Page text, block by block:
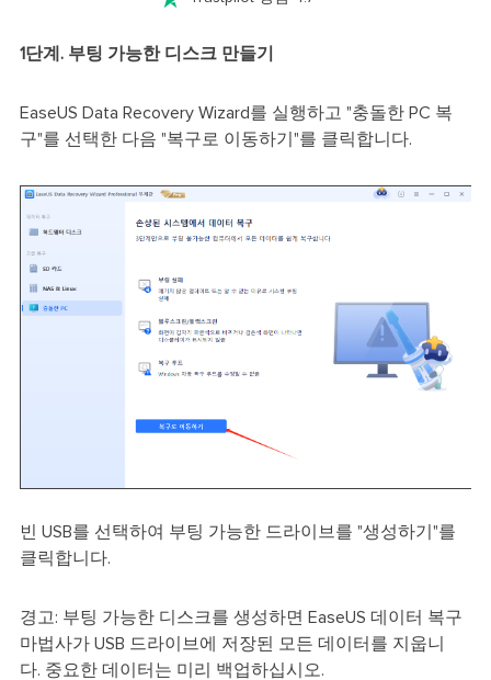
1단계. 부팅 가능한 디스크 만들기
EaseUS Data Recovery Wizard를 실행하고 "충돌한 PC 복
구"를 선택한 다음 "복구로 이동하기"를 클릭합니다.
빈 USB를 선택하여 부팅 가능한 드라이브를 "생성하기"를
클릭합니다.
경고: 부팅 가능한 디스크를 생성하면 EaseUS 데이터 복구
마법사가 USB 드라이브에 저장된 모든 데이터를 지웁니
다. 중요한 데이터는 미리 백업하십시오.